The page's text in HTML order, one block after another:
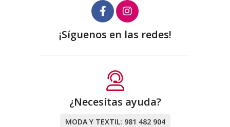
¡Síguenos en las redes!
¿Necesitas ayuda?
MODA Y TEXTIL: 981 482 904